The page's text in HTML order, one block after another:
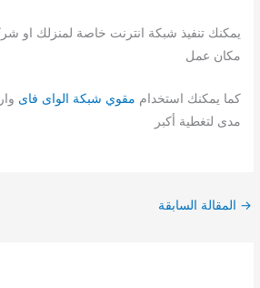
يمكنك تنفيذ شبكة انترنت خاصة لمنزلك او
مكان عمل
كما يمكنك استخدام مقوي شبكة الواى فاى
مدى لتغطية أكبر
→ المقالة السابقة